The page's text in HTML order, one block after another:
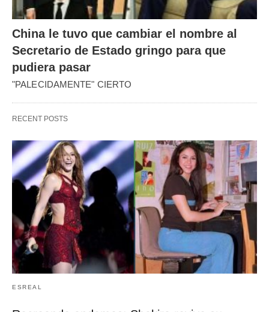
China le tuvo que cambiar el nombre al
Secretario de Estado gringo para que
pudiera pasar
"PALECIDAMENTE" CIERTO
RECENT POSTS
ESREAL